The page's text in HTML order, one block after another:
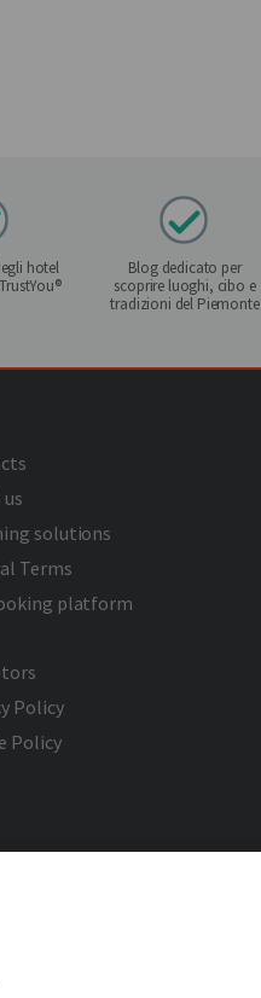
hotel
Blog dedicato per
scoprire luoghi, cibo e
tradizioni del Piemonte
solutions
Terms
platform
Policy
Policy